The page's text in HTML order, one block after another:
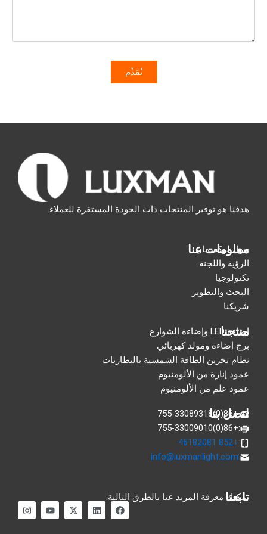
هدفنا هو توفير المنتجات ذات الجودة المستقرة للعملاء.
معلومات عنا
حول لوكسمان
الرؤية واللجنة
تكنولوجيا
البحث والتطوير
شريكنا
منتجنا
إضاءة LED وإضاءة الشوارع
برج إضاءة ومولد كهربائي
نظام تخزين الطاقة الشمسية بالبطاريات
عمود إنارة من الألومنيوم
عمود علم من الألومنيوم
اتصل بنا
:+86(0)755-33089318
:+86(0)755-33009010
:+852 46182081
:
info@luxmanlight.com
تابعنا
يمكنك معرفة المزيد عنا بالطرق التالية.
ف
ي
س
ي
ن
ك
إ
ك
س
م
و
ق
ا
ن
س